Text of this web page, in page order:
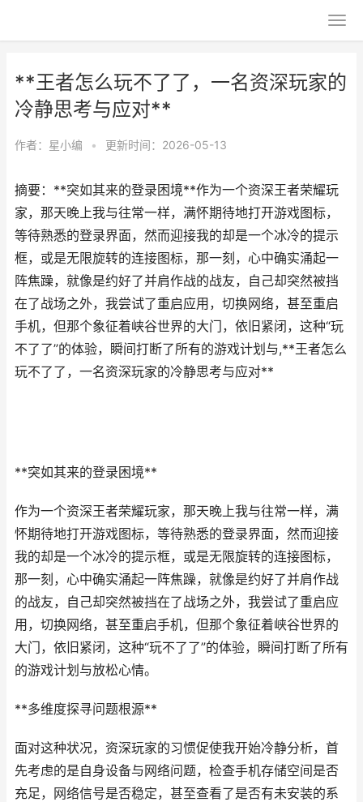
**王者怎么玩不了了，一名资深玩家的
冷静思考与应对**
作者： 星小编 • 更新时间：2026-05-13
摘要：**突如其来的登录困境**作为一个资深王者荣耀玩
家，那天晚上我与往常一样，满怀期待地打开游戏图标，
等待熟悉的登录界面，然而迎接我的却是一个冰冷的提示
框，或是无限旋转的连接图标，那一刻，心中确实涌起一
阵焦躁，就像是约好了并肩作战的战友，自己却突然被挡
在了战场之外，我尝试了重启应用，切换网络，甚至重启
手机，但那个象征着峡谷世界的大门，依旧紧闭，这种“玩
不了了”的体验，瞬间打断了所有的游戏计划与,**王者怎么
玩不了了，一名资深玩家的冷静思考与应对**
**突如其来的登录困境**
作为一个资深王者荣耀玩家，那天晚上我与往常一样，满
怀期待地打开游戏图标，等待熟悉的登录界面，然而迎接
我的却是一个冰冷的提示框，或是无限旋转的连接图标，
那一刻，心中确实涌起一阵焦躁，就像是约好了并肩作战
的战友，自己却突然被挡在了战场之外，我尝试了重启应
用，切换网络，甚至重启手机，但那个象征着峡谷世界的
大门，依旧紧闭，这种“玩不了了”的体验，瞬间打断了所有
的游戏计划与放松心情。
**多维度探寻问题根源**
面对这种状况，资深玩家的习惯促使我开始冷静分析，首
先考虑的是自身设备与网络问题，检查手机存储空间是否
充足，网络信号是否稳定，甚至查看了是否有未安装的系